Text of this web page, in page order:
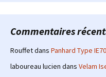
Commentaires
Rouffetdans Panhard Type
laboureau lucien dans Velam